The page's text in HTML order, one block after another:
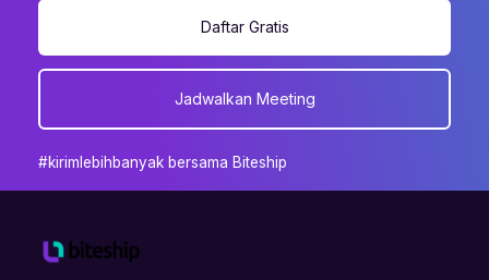
Daftar Gratis
Jadwalkan Meeting
#kirimlebihbanyak bersama Biteship